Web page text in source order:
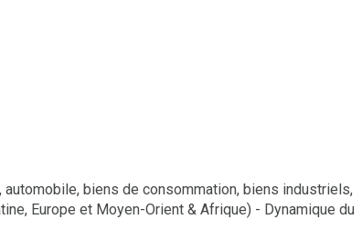
biens de consommation, biens industriels,
Europe et Moyen-Orient & Afrique) - Dynamique du